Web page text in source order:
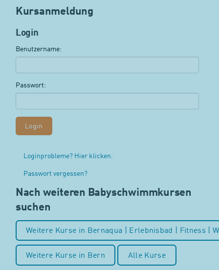
Kursanmeldung
Login
Benutzername:
Passwort:
Loginprobleme? Hier klicken.
Passwort vergessen?
Nach weiteren Babyschwimmkursen
suchen
Weitere Kurse in Bernaqua | Erlebnisbad | Fitness |
Weitere Kurse in Bern Alle Kurse